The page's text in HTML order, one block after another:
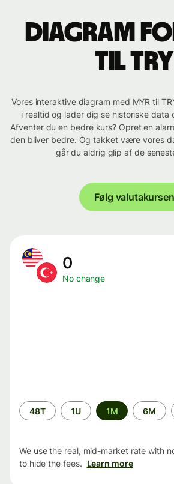
Diagram
til TRY
Vores interaktive diagram med MYR til
i realtid og lader dig se historiske data
Afventer du en bedre kurs? Opret en
den bliver bedre. Og takket være vores
går du aldrig glip af de
Følg valutakursen
0
No change
Time
period
48T 1U 1M 6M
We use the real, mid-market rate with
to hide the fees. Learn more